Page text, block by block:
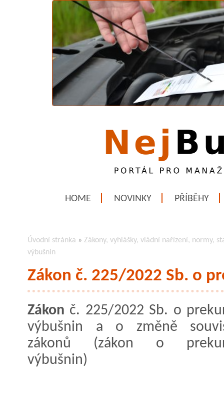
HOME NOVINKY PŘÍBĚHY
Úvodní stránka » Zákony, vyhlášky, vládní nařízení, normy,
výbušnin
Zákon č. 225/2022 Sb. o
Zákon č. 225/2022 Sb. o
výbušnin a o změně
zákonů (zákon o
výbušnin)